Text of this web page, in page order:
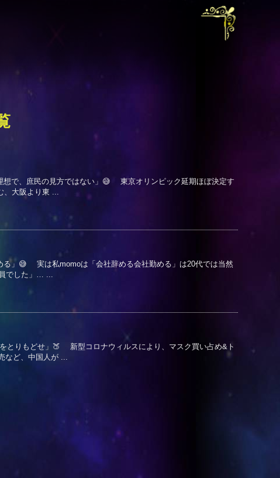
で、庶民の見方ではない」😅 東京オリンピック延期ほぼ決定す
大阪より東 ...
」😅 実は私momoは「会社辞める会社勤める」は20代では当然
でした」… ...
とりもどせ」🍑 新型コロナウィルスにより、マスク買い占め&ト
ど、中国人が ...